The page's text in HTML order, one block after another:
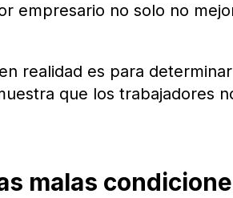
empresario no solo no
realidad es para
que los trabajadores
malas